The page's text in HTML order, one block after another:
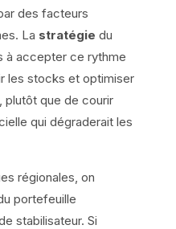
des facteurs
La stratégie du
à accepter ce rythme
les stocks et optimiser
plutôt que de courir
qui dégraderait les
régionales, on
portefeuille
stabilisateur. Si